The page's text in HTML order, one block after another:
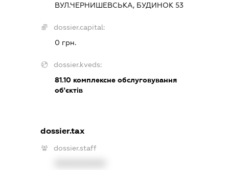
ВУЛ.ЧЕРНИШЕВСЬКА, БУДИНОК 53
dossier.capital:
0 грн.
dossier.kveds:
81.10 комплексне обслуговування
об'єктів
dossier.tax
dossier.staff